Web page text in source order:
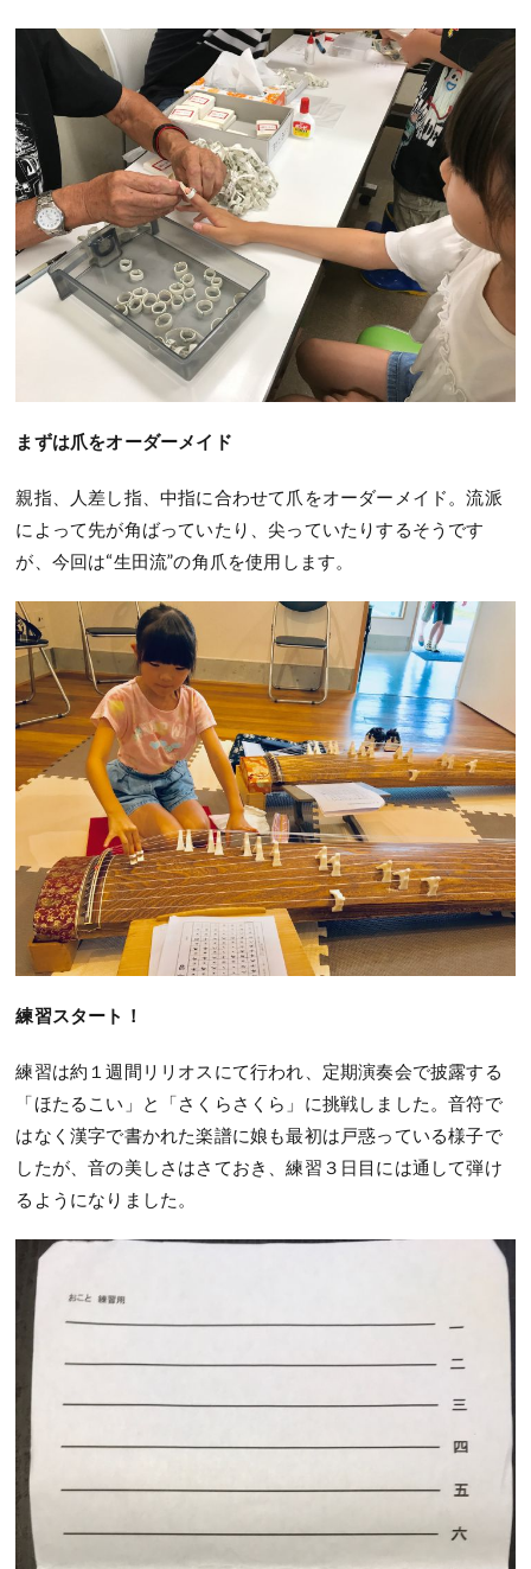
まずは爪をオーダーメイド
親指、人差し指、中指に合わせて爪をオーダーメイド。流派
によって先が角ばっていたり、尖っていたりするそうです
が、今回は“生田流”の角爪を使用します。
練習スタート！
練習は約１週間リリオスにて行われ、定期演奏会で披露する
「ほたるこい」と「さくらさくら」に挑戦しました。音符で
はなく漢字で書かれた楽譜に娘も最初は戸惑っている様子で
したが、音の美しさはさておき、練習３日目には通して弾け
るようになりました。